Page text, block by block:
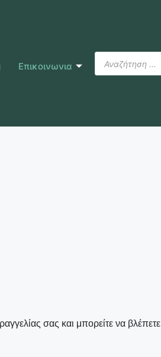
Επικοινωνια
σας και μπορείτε να βλέπετε